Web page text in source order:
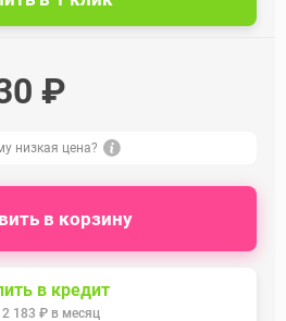
₽
низкая цена?
в корзину
в кредит
2 183 ₽ в месяц